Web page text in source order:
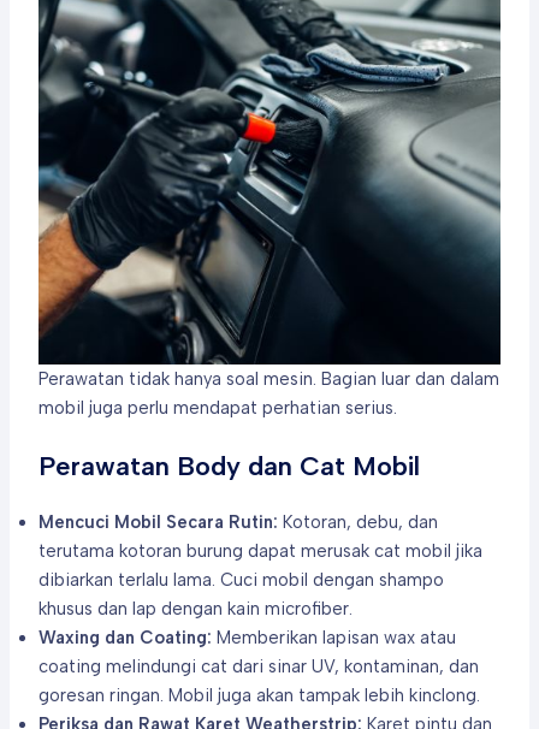
Perawatan tidak hanya soal mesin. Bagian luar dan dalam
mobil juga perlu mendapat perhatian serius.
Perawatan Body dan Cat Mobil
Mencuci Mobil Secara Rutin: Kotoran, debu, dan
terutama kotoran burung dapat merusak cat mobil jika
dibiarkan terlalu lama. Cuci mobil dengan shampo
khusus dan lap dengan kain microfiber.
Waxing dan Coating: Memberikan lapisan wax atau
coating melindungi cat dari sinar UV, kontaminan, dan
goresan ringan. Mobil juga akan tampak lebih kinclong.
Periksa dan Rawat Karet Weatherstrip: Karet pintu dan